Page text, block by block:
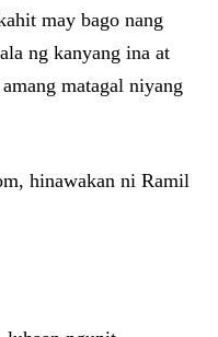
may bago nang
ng kanyang ina at
matagal niyang
hinawakan ni Ramil